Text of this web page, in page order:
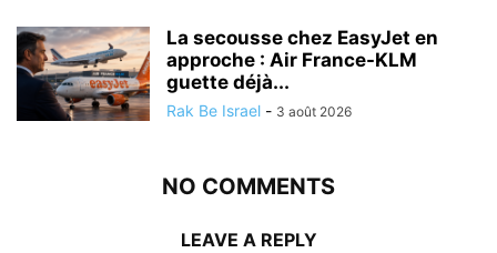
La secousse chez EasyJet en
approche : Air France-KLM
guette déjà...
Rak Be Israel - 3 août 2026
NO COMMENTS
LEAVE A REPLY